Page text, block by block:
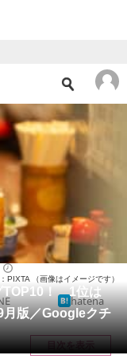
TOP10！ 1位は
月版／Googleクチ
PIXTA （画像はイメージです）
hatena
目次を表示